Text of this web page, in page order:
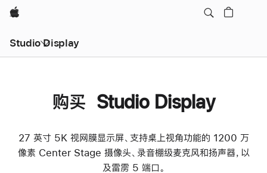
Apple
Studio Display
购买 Studio Display
27 英寸 5K 视网膜显示屏、支持桌上视角功能的 1200 万
像素 Center Stage 摄像头、录音棚级麦克风和扬声器，以
及雷雳 5 端口。